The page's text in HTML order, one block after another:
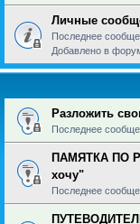
Личные
Последнее
Добавлено в
Разложить
Последнее
ПАМЯТКА ПО
хочу"
Последнее